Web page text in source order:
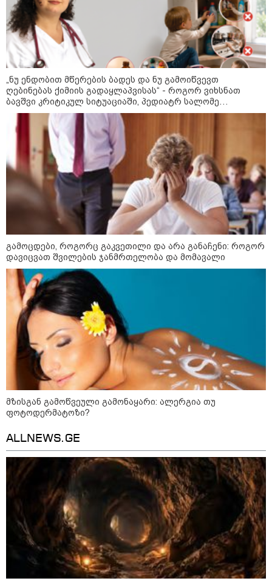
პროკურორი ნია იმნაძის საქმეზე -
ალექსანდრე გაბაშვილისთვის,
ასეთი წარსული გამოცდილების
ადამიანისთვის ინფორმაციის
მიწოდება, რომ მასწავლებელი
სექსუალურად ავიწროებდა,
ფაქტობრივად, წაქეზება იყო
პროკურორი - ფარულ ჩანაწერში
ნია იმნაძე და მამამისი
განიხილავდნენ, როგორ ჩაიდინა
ალექსანდრე გაბაშვილმა
დანაშაული - მამა ამბობს, რომ
არასწორად მოიქცა, თუმცა ნია
მამას ეუბნება, რომ სხვანაირად
ვერ მოიქცეოდა, თანამედროვე
ეპოქაში სხვანაირად ხდება,
საქციელს ამართლებს
ოკუპირებული აფხაზეთის ე.წ.
“საგარეო საქმეთა სამინისტრო”
პროკურატურის მიერ გიორგი
ბარამიძის განცხადებასთან
დაკავშირებით გამოძიების
დაწყებას ეხმაურება
საზოგადოება
09:00 / 07-08-2026
18 წელი აგვისტოს ომიდან - ტრაგიკული
მოვლენების ქრონოლოგია, რომელიც
შესაძლოა, აღარ გვახსოვს
18:21 / 07-08-2026
"ვიდეოს ნახვა ჩემთვის იყო
„ნუ ენდობით მწერების ბადეს და ნუ გამოიწვევთ
ღებინებას ქიმიის გადაყლაპვისას“ - როგორ ვიხსნათ
ბავშვი კრიტიკულ სიტუაციაში, პედიატრ სალომე
ახვლედიანის რჩევები
გამოცდები, როგორც გაკვეთილი და არა განაჩენი: როგორ
დავიცვათ შვილების ჯანმრთელობა და მომავალი
მზისგან გამოწვეული გამონაყარი: ალერგია თუ
ფოტოდერმატოზი?
ALLNEWS.GE